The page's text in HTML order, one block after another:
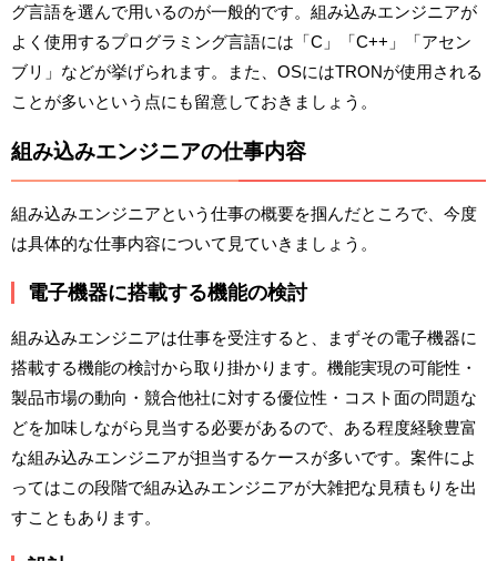
グ言語を選んで用いるのが一般的です。組み込みエンジニアが
よく使用するプログラミング言語には「C」「C++」「アセン
ブリ」などが挙げられます。また、OSにはTRONが使用される
ことが多いという点にも留意しておきましょう。
組み込みエンジニアの仕事内容
組み込みエンジニアという仕事の概要を掴んだところで、今度
は具体的な仕事内容について見ていきましょう。
電子機器に搭載する機能の検討
組み込みエンジニアは仕事を受注すると、まずその電子機器に
搭載する機能の検討から取り掛かります。機能実現の可能性・
製品市場の動向・競合他社に対する優位性・コスト面の問題な
どを加味しながら見当する必要があるので、ある程度経験豊富
な組み込みエンジニアが担当するケースが多いです。案件によ
ってはこの段階で組み込みエンジニアが大雑把な見積もりを出
すこともあります。